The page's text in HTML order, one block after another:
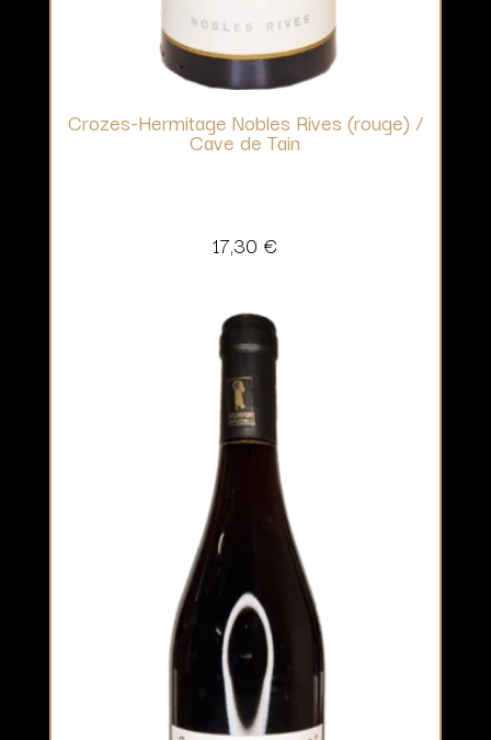
Crozes-Hermitage Nobles Rives (rouge) /
Cave de Tain
17,30 €